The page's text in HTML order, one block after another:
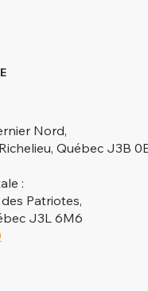
Nord,
Québec J3B
:
Patriotes,
J3L 6M6